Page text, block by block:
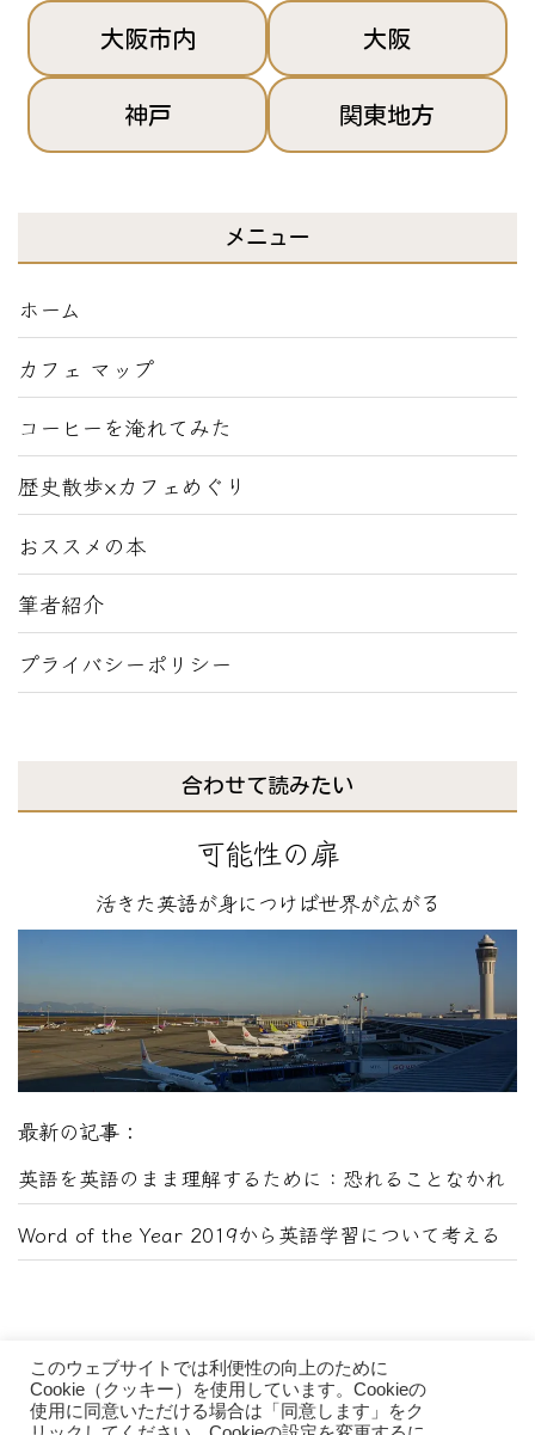
大阪市内 大阪
神戸 関東地方
メニュー
ホーム
カフェ マップ
コーヒーを淹れてみた
歴史散歩×カフェめぐり
おススメの本
筆者紹介
プライバシーポリシー
合わせて読みたい
可能性の扉
活きた英語が身につけば世界が広がる
最新の記事：
英語を英語のまま理解するために：恐れることなかれ
Word of the Year 2019から英語学習について考える
このウェブサイトでは利便性の向上のために
Cookie（クッキー）を使用しています。Cookieの
使用に同意いただける場合は「同意します」をク